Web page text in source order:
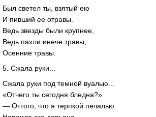
Был светел ты, взятый ею
И пивший ее отравы.
Ведь звезды были крупнее,
Ведь пахли инече травы,
Осенние травы.
5. Сжала руки...
Сжала руки под темной вуалью...
«Отчего ты сегодня бледна?»
— Оттого, что я терпкой печалью